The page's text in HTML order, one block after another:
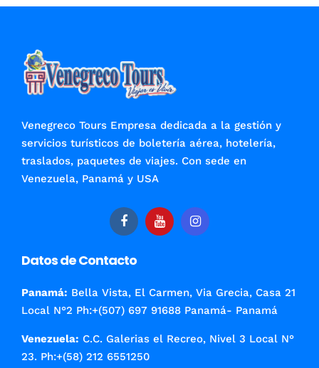
Venegreco Tours Empresa dedicada a la gestión y
servicios turísticos de boletería aérea, hotelería,
traslados, paquetes de viajes. Con sede en
Venezuela, Panamá y USA
Datos de Contacto
Panamá: Bella Vista, El Carmen, Via Grecia, Casa 21
Local N°2 Ph:+(507) 697 91688 Panamá- Panamá
Venezuela: C.C. Galerias el Recreo, Nivel 3 Local N°
23. Ph:+(58) 212 6551250